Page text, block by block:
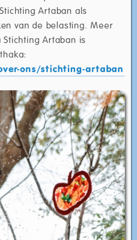
Artaban als
van de belasting. Meer
Artaban is
ons/stichting-artaban